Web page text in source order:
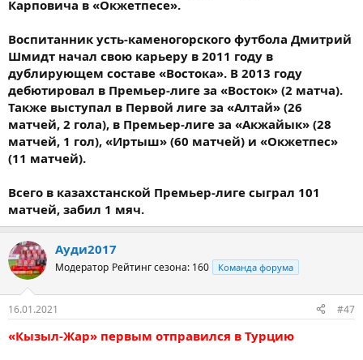
Карповича в «Окжетпесе».
Воспитанник усть-каменогорского футбола Дмитрий
Шмидт начал свою карьеру в 2011 году в
дублирующем составе «Востока». В 2013 году
дебютировал в Премьер-лиге за «Восток» (2 матча).
Также выступал в Первой лиге за «Алтай» (26
матчей, 2 гола), в Премьер-лиге за «Акжайык» (28
матчей, 1 гол), «Иртыш» (60 матчей) и «Окжетпес»
(11 матчей).
Всего в казахстанской Премьер-лиге сыграл 101
матчей, забил 1 мяч.
Ауди2017
Модератор Рейтинг сезона: 160 Команда форума
16.01.2021 #47
«Кызыл-Жар» первым отправился в Турцию